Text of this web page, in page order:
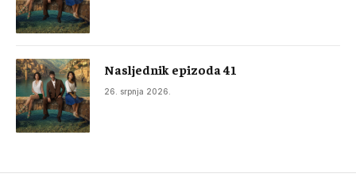
Nasljednik epizoda 41
26. srpnja 2026.